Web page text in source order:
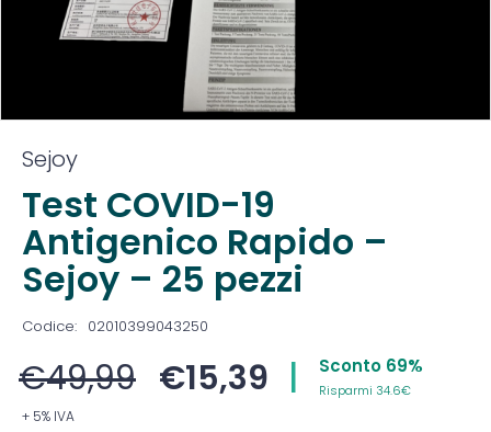
Sejoy
Test COVID-19
Antigenico Rapido –
Sejoy – 25 pezzi
Codice: 02010399043250
€49,99 €15,39 Sconto 69%
Risparmi 34.6€
+ 5% IVA